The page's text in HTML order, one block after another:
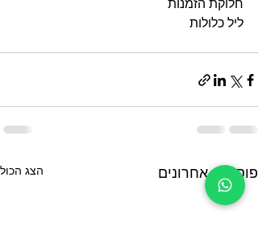
חלוקת הזמנות
ליל כלולות
פוסטים אחרונים הצג הכול